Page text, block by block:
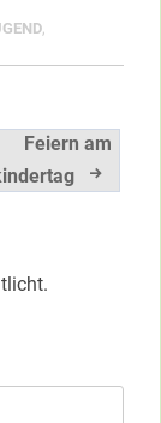
,
Feiern am